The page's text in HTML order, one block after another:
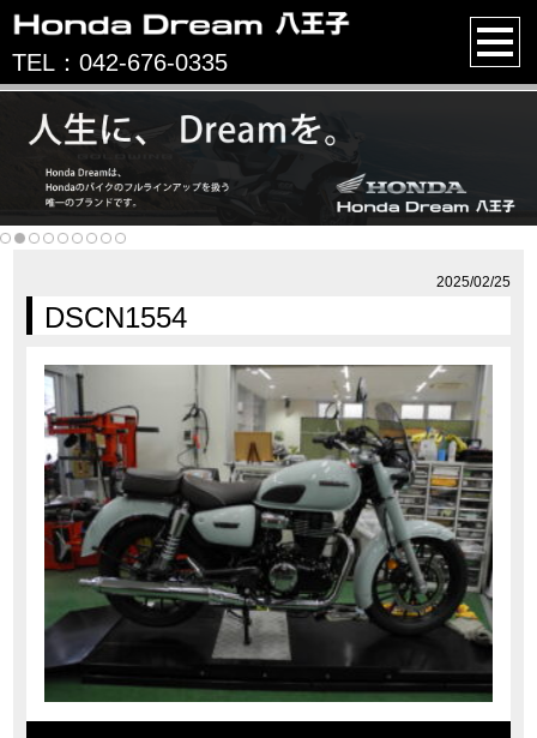
TEL：042-676-0335
2025/02/25
DSCN1554